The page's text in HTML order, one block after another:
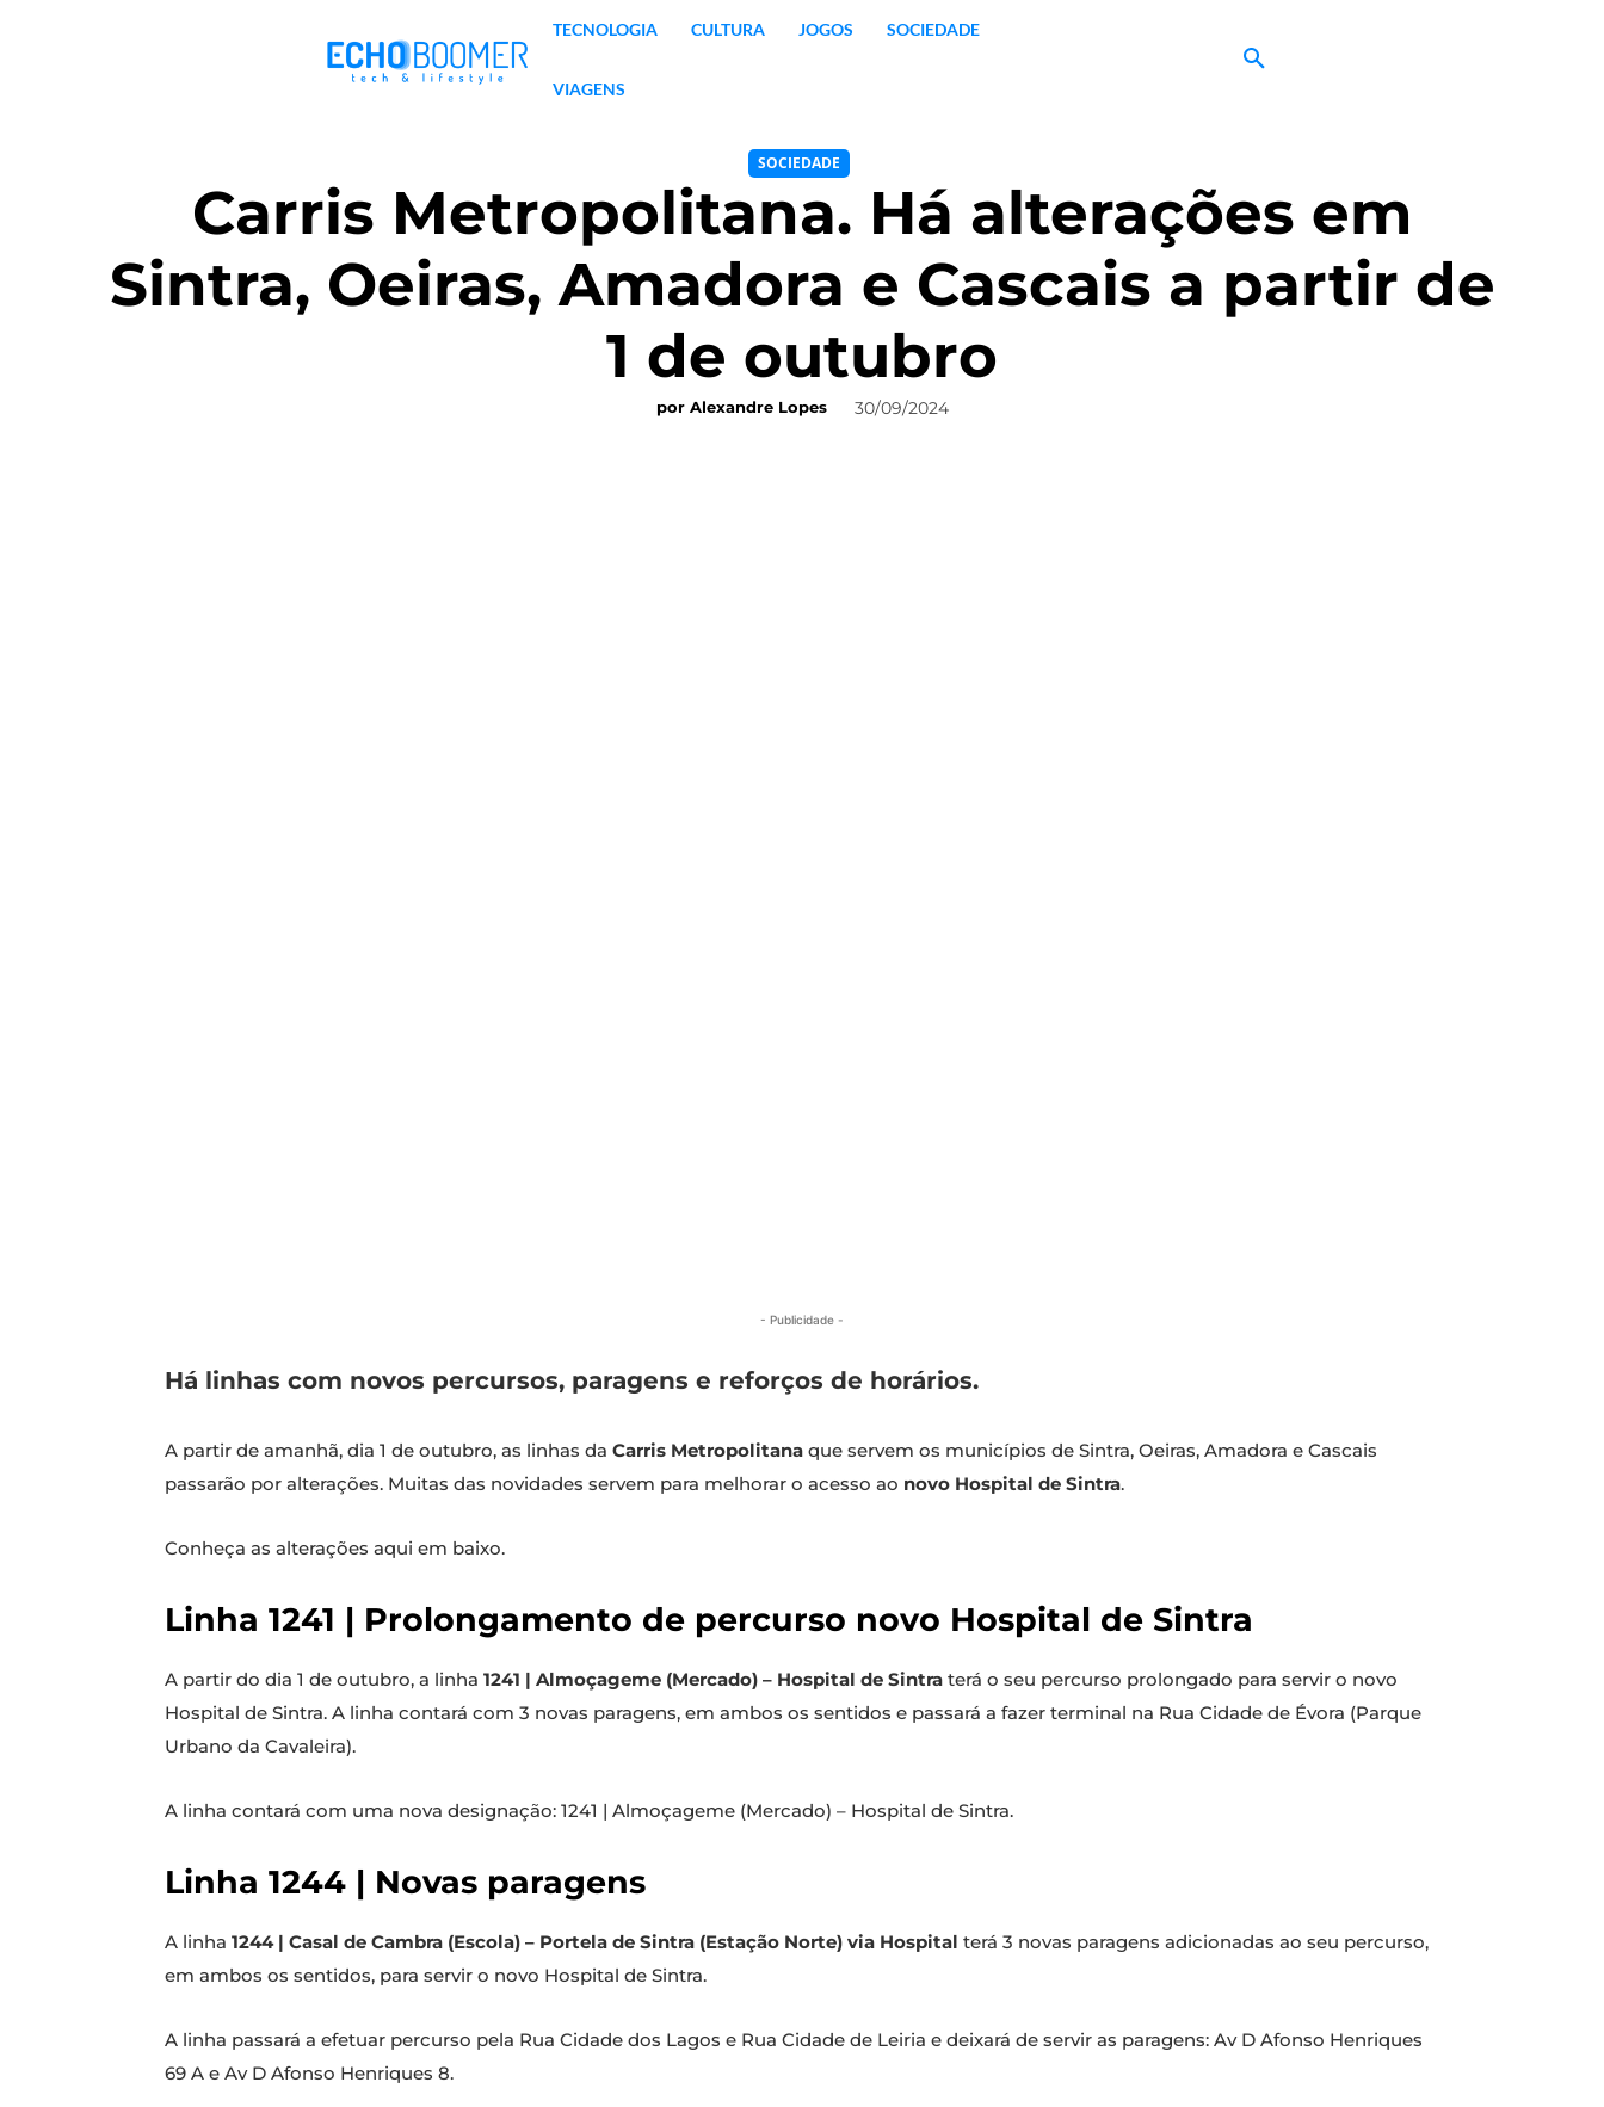
TECNOLOGIA CULTURA JOGOS SOCIEDADE
VIAGENS
SOCIEDADE
Carris Metropolitana. Há alterações em
Sintra, Oeiras, Amadora e Cascais a partir de
1 de outubro
por Alexandre Lopes 30/09/2024
- Publicidade -
Há linhas com novos percursos, paragens e reforços de horários.
A partir de amanhã, dia 1 de outubro, as linhas da Carris Metropolitana que servem os municípios de Sintra, Oeiras, Amadora e Cascais
passarão por alterações. Muitas das novidades servem para melhorar o acesso ao novo Hospital de Sintra.
Conheça as alterações aqui em baixo.
Linha 1241 | Prolongamento de percurso novo Hospital de Sintra
A partir do dia 1 de outubro, a linha 1241 | Almoçageme (Mercado) – Hospital de Sintra terá o seu percurso prolongado para servir o novo
Hospital de Sintra. A linha contará com 3 novas paragens, em ambos os sentidos e passará a fazer terminal na Rua Cidade de Évora (Parque
Urbano da Cavaleira).
A linha contará com uma nova designação: 1241 | Almoçageme (Mercado) – Hospital de Sintra.
Linha 1244 | Novas paragens
A linha 1244 | Casal de Cambra (Escola) – Portela de Sintra (Estação Norte) via Hospital terá 3 novas paragens adicionadas ao seu percurso,
em ambos os sentidos, para servir o novo Hospital de Sintra.
A linha passará a efetuar percurso pela Rua Cidade dos Lagos e Rua Cidade de Leiria e deixará de servir as paragens: Av D Afonso Henriques
69 A e Av D Afonso Henriques 8.